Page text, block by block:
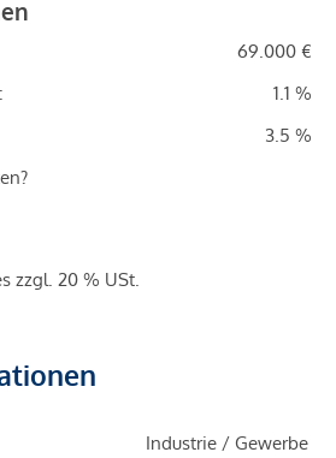
69.000 €
1.1 %
3.5 %
zzgl. 20 % USt.
Industrie / Gewerbe